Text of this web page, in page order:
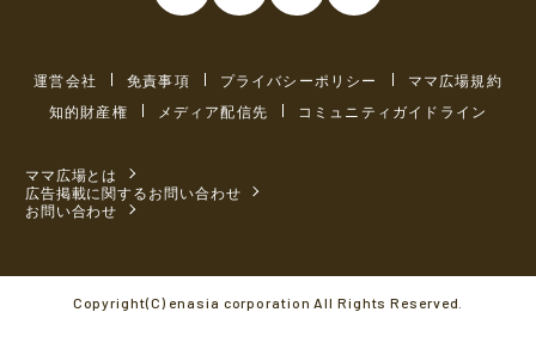
運営会社 免責事項 プライバシーポリシー
ママ広場規約
知的財産権
メディア配信先 コミュニティガイドライン
ママ広場とは
広告掲載に関するお問い合わせ
お問い合わせ
Copyright(C) enasia corporation All Rights Reserved.